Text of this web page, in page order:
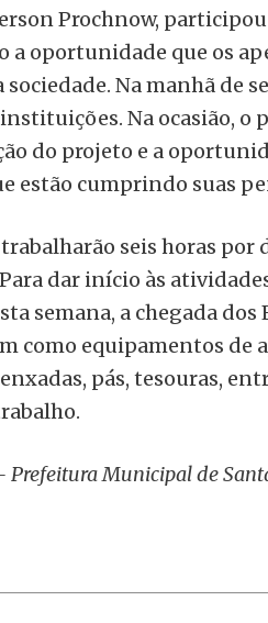
Prochnow,
a oportunidade que os
Na manhã de
Na ocasião, o
do projeto e a
estão cumprindo suas
seis horas por
dar início às
semana, a chegada dos
como equipamentos de
pás, tesouras,
Municipal de